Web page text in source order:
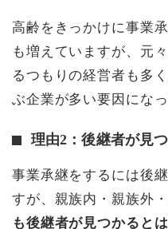
高齢をきっかけに事業
も増えていますが、元
るつもりの経営者も多
ぶ企業が多い要因になっ
理由2：後継者が見
事業承継をするには後
すが、親族内・親族外
も後継者が見つかると